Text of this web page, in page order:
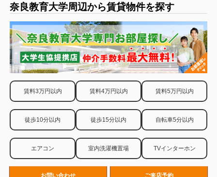
奈良教育大学周辺から賃貸物件を探す
賃料3万円以内 賃料4万円以内 賃料5万円以内
徒歩10分以内 徒歩15分以内 自転車5分以内
エアコン 室内洗濯機置場 TVインターホン
お問い合わせ ご来店予約